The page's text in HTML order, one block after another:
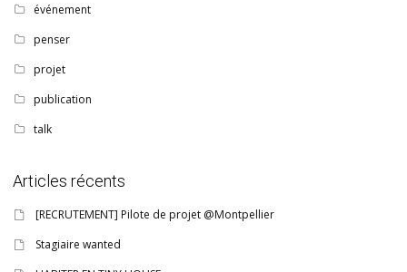
événement
penser
projet
publication
talk
Articles récents
[RECRUTEMENT] Pilote de projet @Montpellier
Stagiaire wanted